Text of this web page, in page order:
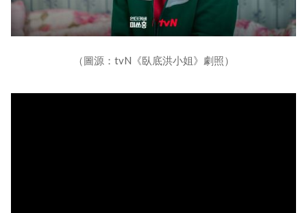
（圖源：tvN《臥底洪小姐》劇照）